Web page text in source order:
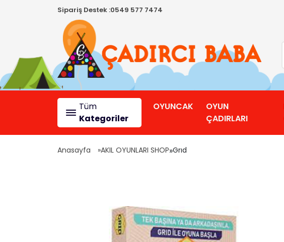
Sipariş Destek :0549 577 7474
Tüm
Kategoriler
OYUNCAK
OYUN
ÇADIRLARI
Anasayfa AKIL OYUNLARI SHOP»Grıd